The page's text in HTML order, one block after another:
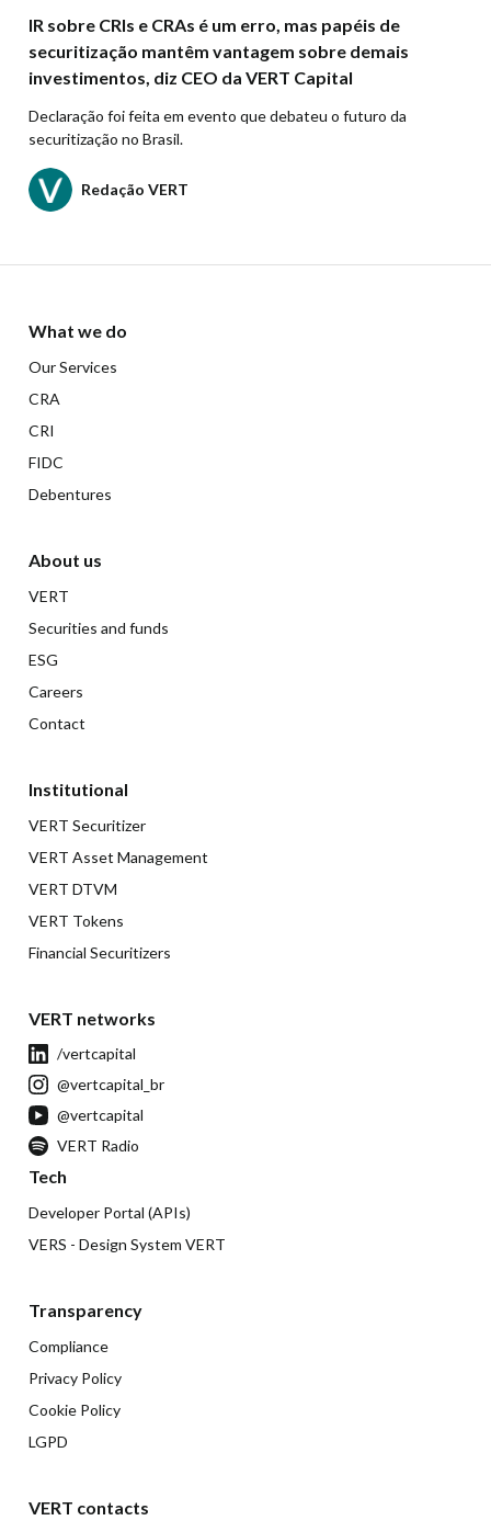
IR sobre CRIs e CRAs é um erro, mas papéis de
securitização mantêm vantagem sobre demais
investimentos, diz CEO da VERT Capital
Declaração foi feita em evento que debateu o futuro da
securitização no Brasil.
Redação VERT
What we do
Our Services
CRA
CRI
FIDC
Debentures
About us
VERT
Securities and funds
ESG
Careers
Contact
Institutional
VERT Securitizer
VERT Asset Management
VERT DTVM
VERT Tokens
Financial Securitizers
VERT networks
/vertcapital
@vertcapital_br
@vertcapital
VERT Radio
Tech
Developer Portal (APIs)
VERS - Design System VERT
Transparency
Compliance
Privacy Policy
Cookie Policy
LGPD
VERT contacts